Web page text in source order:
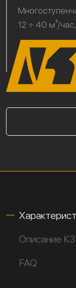
12 ÷ 40 м³/
Описание
FAQ